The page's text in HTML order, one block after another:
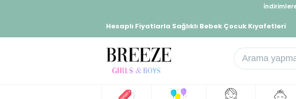
Hesaplı Fiyatlarla Sağlıklı Bebek Çocuk Kıyafetleri